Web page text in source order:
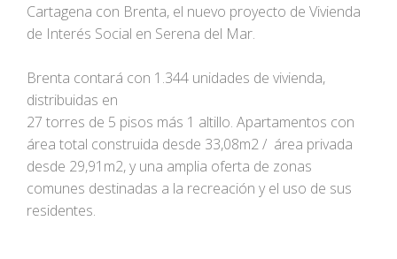
Cartagena con Brenta, el nuevo proyecto de Vivienda
de Interés Social en Serena del Mar.
Brenta contará con 1.344 unidades de vivienda,
distribuidas en
27 torres de 5 pisos más 1 altillo. Apartamentos con
área total construida desde 33,08m2 / área privada
desde 29,91m2, y una amplia oferta de zonas
comunes destinadas a la recreación y el uso de sus
residentes.